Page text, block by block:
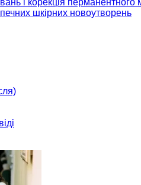
шкірних новоутворень